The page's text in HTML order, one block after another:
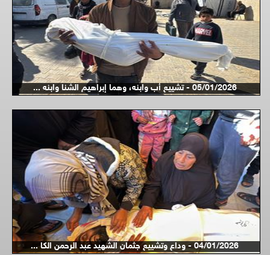
05/01/2026 - تشييع أب وابنه، وهما إبراهيم الشنا وابنه ...
04/01/2026 - وداع وتشييع جثمان الشهيد عبد الرحمن الكا ...